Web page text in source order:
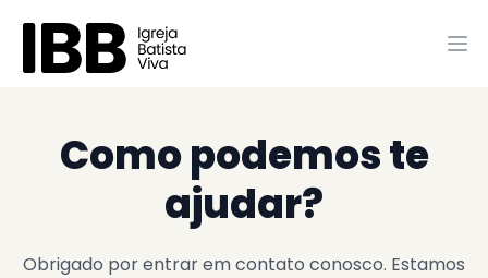
Como podemos te
ajudar?
Obrigado por entrar em contato conosco. Estamos